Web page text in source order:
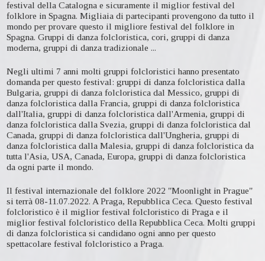
festival della Catalogna e sicuramente il miglior festival del
folklore in Spagna. Migliaia di partecipanti provengono da tutto il
mondo per provare questo il migliore festival del folklore in
Spagna. Gruppi di danza folcloristica, cori, gruppi di danza
moderna, gruppi di danza tradizionale ...
Negli ultimi 7 anni molti gruppi folcloristici hanno presentato
domanda per questo festival: gruppi di danza folcloristica dalla
Bulgaria, gruppi di danza folcloristica dal Messico, gruppi di
danza folcloristica dalla Francia, gruppi di danza folcloristica
dall'Italia, gruppi di danza folcloristica dall'Armenia, gruppi di
danza folcloristica dalla Svezia, gruppi di danza folcloristica dal
Canada, gruppi di danza folcloristica dall'Ungheria, gruppi di
danza folcloristica dalla Malesia, gruppi di danza folcloristica da
tutta l'Asia, USA, Canada, Europa, gruppi di danza folcloristica
da ogni parte il mondo.
Il festival internazionale del folklore 2022 "Moonlight in Prague"
si terrà 08-11.07.2022. A Praga, Repubblica Ceca. Questo festival
folcloristico è il miglior festival folcloristico di Praga e il
miglior festival folcloristico della Repubblica Ceca. Molti gruppi
di danza folcloristica si candidano ogni anno per questo
spettacolare festival folcloristico a Praga.